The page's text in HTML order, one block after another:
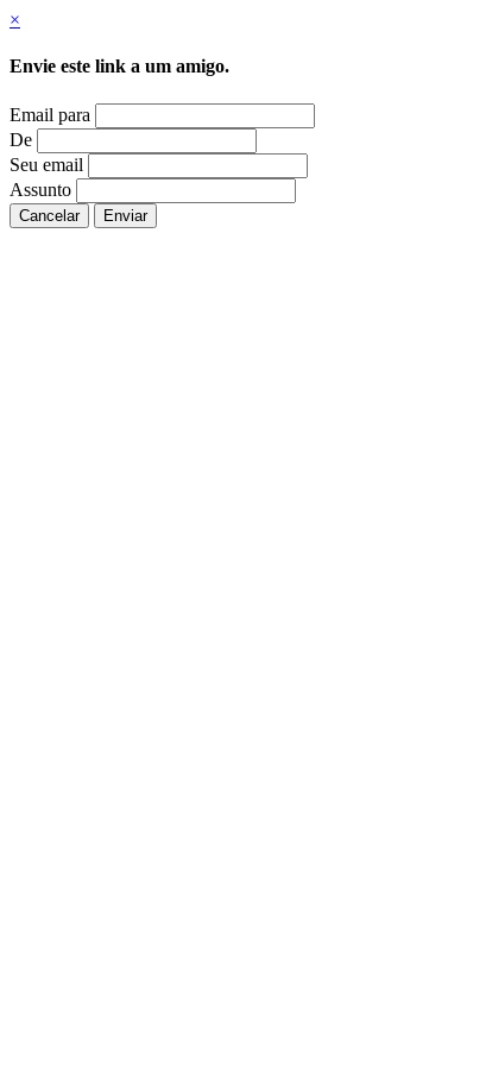
×
Envie este link a um amigo.
Email para
De
Seu email
Assunto
Cancelar Enviar